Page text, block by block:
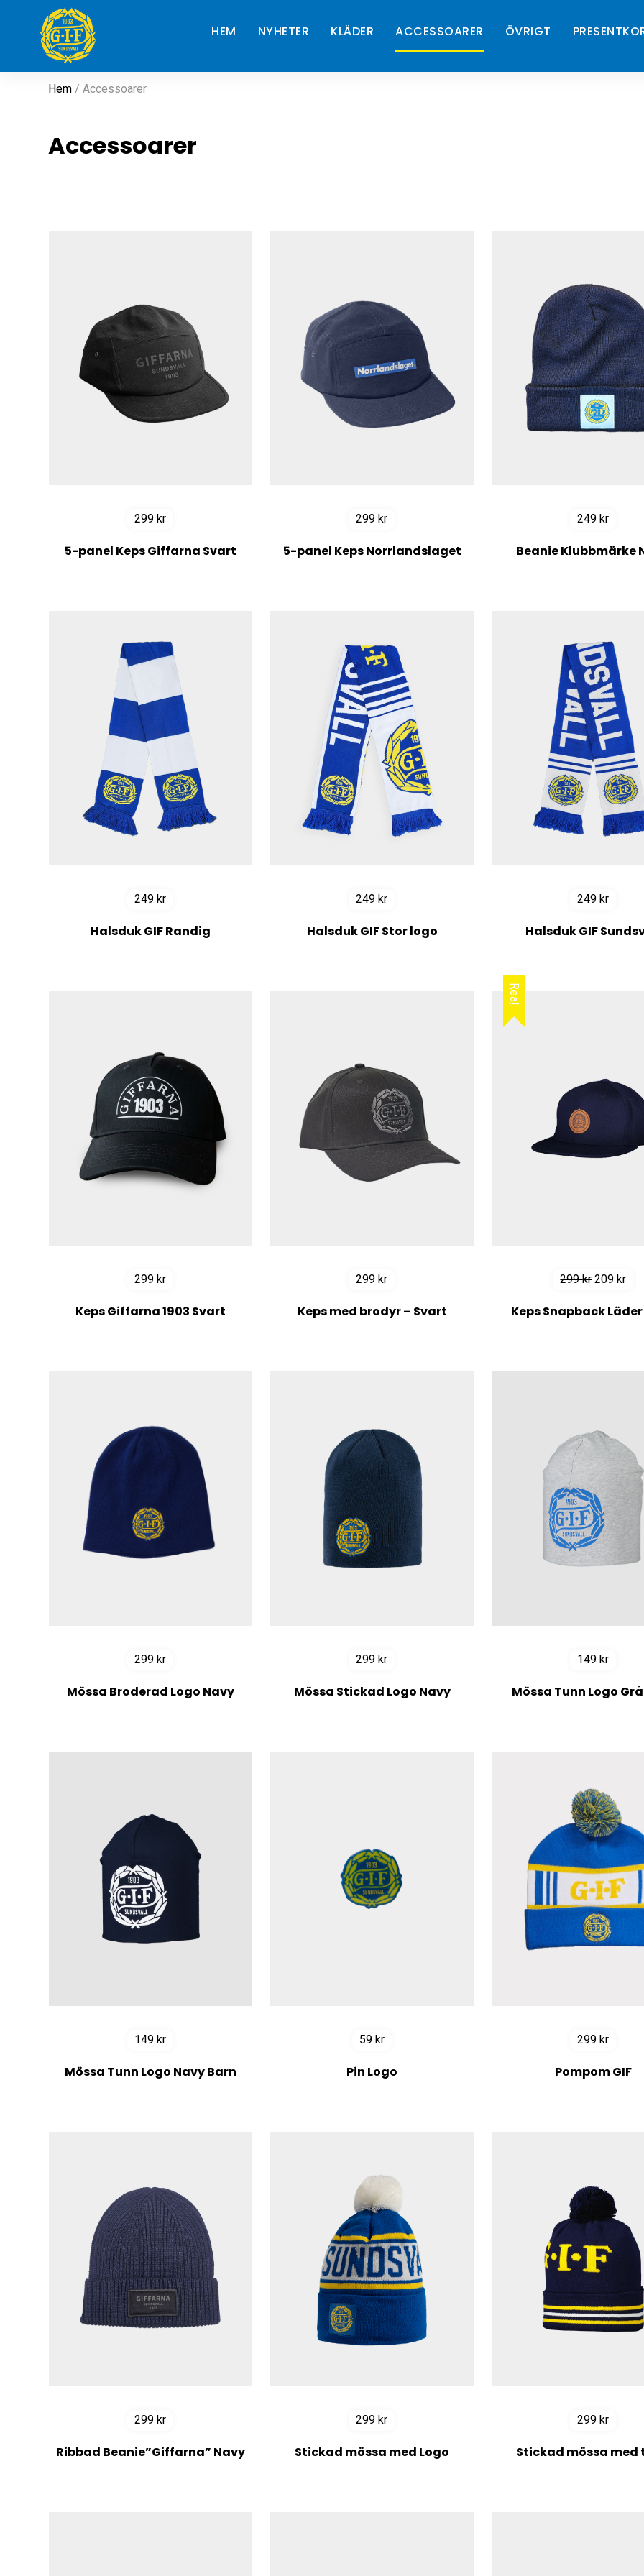
HEM NYHETER KLÄDER ACCESSOARER ÖVRIGT
Hem / Accessoarer
Accessoarer
299kr
5-panel Keps Giffarna Svart
299kr
5-panel Keps Norrlandslaget
249kr
Beanie Klubbmärke
249kr
Halsduk GIF Randig
249kr
Halsduk GIF Stor logo
249kr
Halsduk GIF
299kr
Keps Giffarna 1903 Svart
299kr
Keps med brodyr – Svart
Rea!
299krDet
priset
209krDet
Keps Snapback
299kr
Mössa Broderad Logo Navy
299kr
Mössa Stickad Logo Navy
149kr
Mössa Tunn Logo
149kr
Mössa Tunn Logo Navy Barn
59 kr
Pin Logo
299kr
Pompom GIF
299kr
Ribbad Beanie”Giffarna” Navy
299kr
Stickad mössa med Logo
299kr
Stickad mössa med